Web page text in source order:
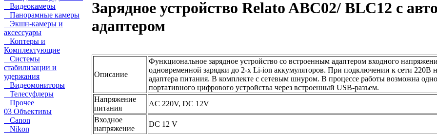
Видеокамеры
Панорамные камеры
Экшн-камеры и
аксессуары
Коптеры и
Комплектующие
Системы
стабилизации и
удержания
Видеомониторы
Телесуфлеры
Прочее
03 Объективы
Canon
Nikon
Зарядное устройство Relato ABC02/ BLC12 с
адаптером
Описание
Функциональное зарядное устройство со встроенным адаптером входного
одновременной зарядки до 2-х Li-ion аккумуляторов. При подключении к сети 220В
адаптера питания. В комплекте с сетевым шнуром. В процессе работы возможна
портативного цифрового устройства через встроенный USB-разъем.
Напряжение
питания
AC 220V, DC 12V
Входное
напряжение
DC 12 V